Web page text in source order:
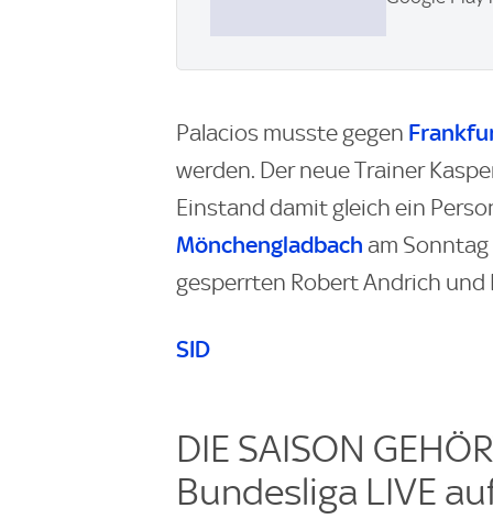
Palacios musste gegen
werden. Der neue Trainer
Einstand damit gleich ein
Mönchengladbach am
gesperrten Robert Andrich und
SID
DIE SAISON
Bundesliga LIVE